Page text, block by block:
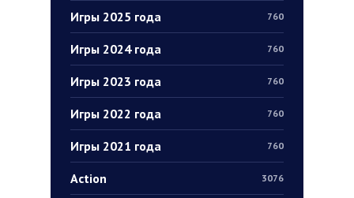
Игры 2025 года 760
Игры 2024 года 760
Игры 2023 года 760
Игры 2022 года 760
Игры 2021 года 760
Action 3076